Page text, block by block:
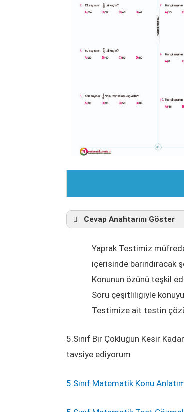
Cevap Anahtarını Göster
Yaprak Testimiz
içerisinde barındıracak
Konunun özünü teşkil
Soru çeşitliliğiyle
Testimize ait testin
5.Sınıf Bir Çokluğun Kesir
tavsiye ediyorum
5.Sınıf Matematik Konu